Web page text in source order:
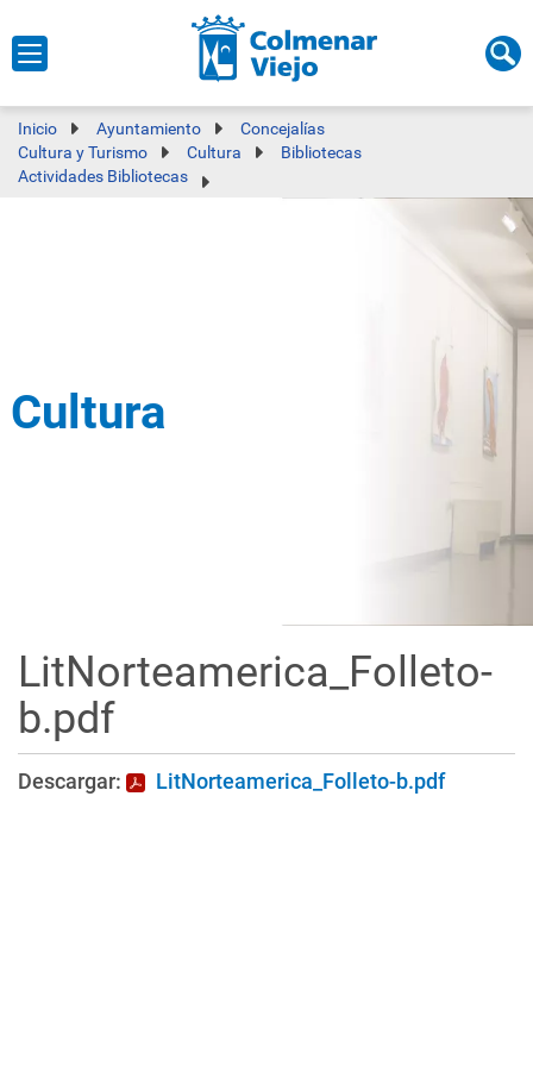
Inicio Ayuntamiento
Concejalías
Cultura y Turismo
Cultura
Bibliotecas
Actividades Bibliotecas
Cultura
LitNorteamerica_Folleto-
b.pdf
Descargar: LitNorteamerica_Folleto-b.pdf